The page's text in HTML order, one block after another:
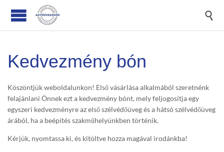

Kedvezmény bón
Köszöntjük weboldalunkon! Első vásárlása alkalmából szeretnénk
felajánlani Önnek ezt a kedvezmény bónt, mely feljogosítja egy
egyszeri kedvezményre az első szélvédőüveg és a hátsó szélvédőüveg
árából, ha a beépítés szakműhelyünkben történik.
Kérjük, nyomtassa ki, és kitöltve hozza magával irodánkba!